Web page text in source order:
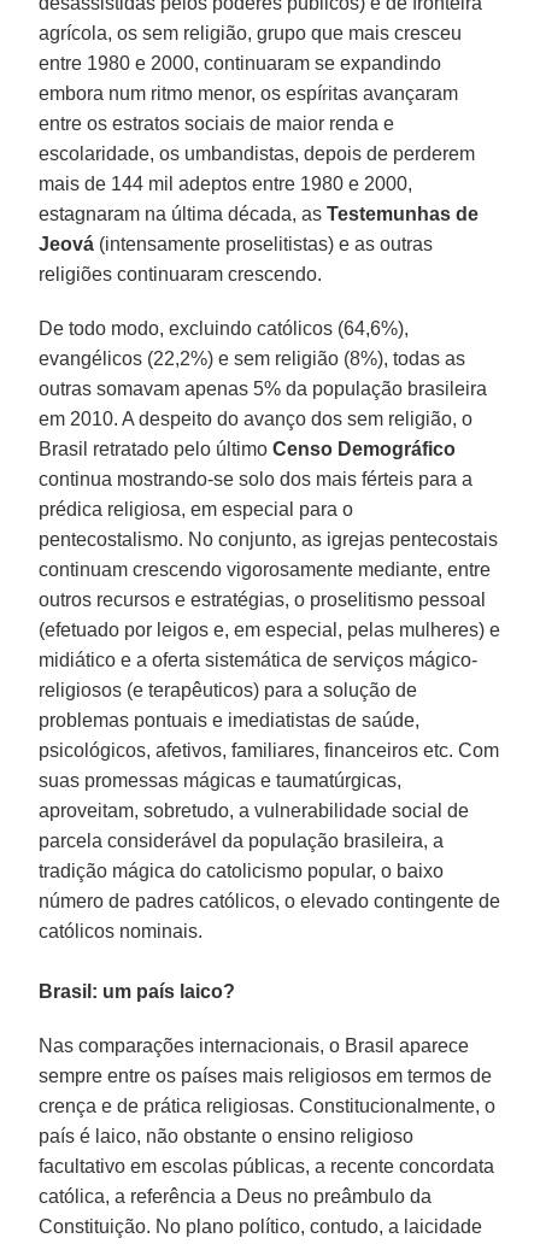
agrícola, os sem religião, grupo que mais cresceu
entre 1980 e 2000, continuaram se expandindo
embora num ritmo menor, os espíritas avançaram
entre os estratos sociais de maior renda e
escolaridade, os umbandistas, depois de perderem
mais de 144 mil adeptos entre 1980 e 2000,
estagnaram na última década, asTestemunhas de
Jeová (intensamente proselitistas) e as outras
religiões continuaram crescendo.
De todo modo, excluindo católicos (64,6%),
evangélicos (22,2%) e sem religião (8%), todas as
outras somavam apenas 5% da população brasileira
em 2010. A despeito do avanço dos sem religião, o
Brasil retratado pelo últimoCenso Demográfico
continua mostrando-se solo dos mais férteis para a
prédica religiosa, em especial para o
pentecostalismo. No conjunto, as igrejas pentecostais
continuam crescendo vigorosamente mediante, entre
outros recursos e estratégias, o proselitismo pessoal
(efetuado por leigos e, em especial, pelas mulheres) e
midiático e a oferta sistemática de serviços mágico-
religiosos (e terapêuticos) para a solução de
problemas pontuais e imediatistas de saúde,
psicológicos, afetivos, familiares, financeiros etc. Com
suas promessas mágicas e taumatúrgicas,
aproveitam, sobretudo, a vulnerabilidade social de
parcela considerável da população brasileira, a
tradição mágica do catolicismo popular, o baixo
número de padres católicos, o elevado contingente de
católicos nominais.
Brasil: um país laico?
Nas comparações internacionais, o Brasil aparece
sempre entre os países mais religiosos em termos de
crença e de prática religiosas. Constitucionalmente, o
país é laico, não obstante o ensino religioso
facultativo em escolas públicas, a recente concordata
católica, a referência a Deus no preâmbulo da
Constituição. No plano político, contudo, a laicidade